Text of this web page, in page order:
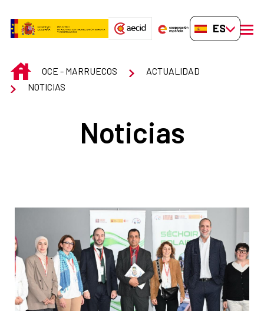
ES-ES
INICIOOCE - MARRUECOS
ACTUALIDAD
NOTICIAS
Noticias